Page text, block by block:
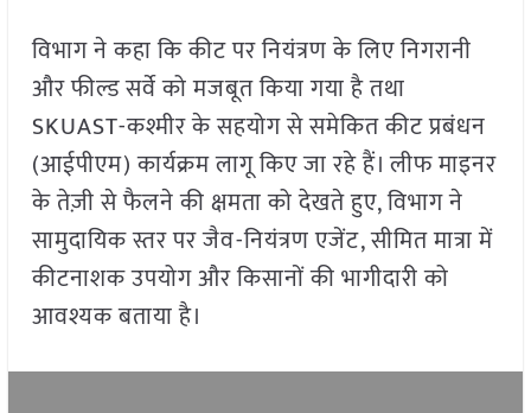
विभाग ने कहा कि कीट पर नियंत्रण के लिए निगरानी
और फील्ड सर्वे को मजबूत किया गया है तथा
SKUAST-कश्मीर के सहयोग से समेकित कीट प्रबंधन
(आईपीएम) कार्यक्रम लागू किए जा रहे हैं। लीफ माइनर
के तेज़ी से फैलने की क्षमता को देखते हुए, विभाग ने
सामुदायिक स्तर पर जैव-नियंत्रण एजेंट, सीमित मात्रा में
कीटनाशक उपयोग और किसानों की भागीदारी को
आवश्यक बताया है।